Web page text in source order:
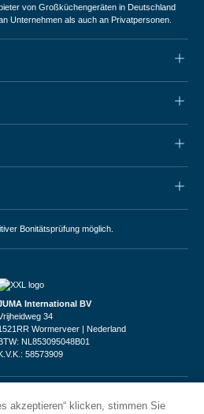
von Großküchengeräten in Deutschland
Unternehmen als auch an Privatpersonen.
Bonitätsprüfung möglich.
International BV
34
Wormerveer | Nederland
NL853095048B01
58573909
akzeptieren“ klicken, stimmen Sie